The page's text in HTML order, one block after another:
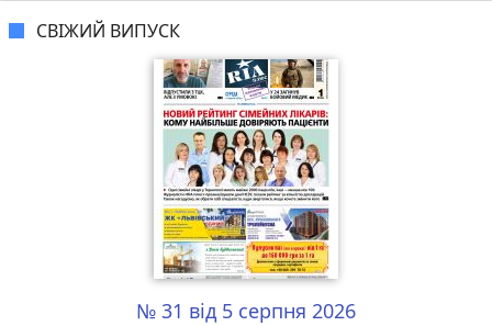
СВІЖИЙ ВИПУСК
№ 31 від 5 серпня 2026